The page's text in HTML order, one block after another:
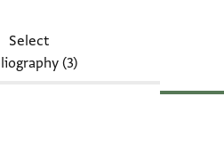
Select
(3)